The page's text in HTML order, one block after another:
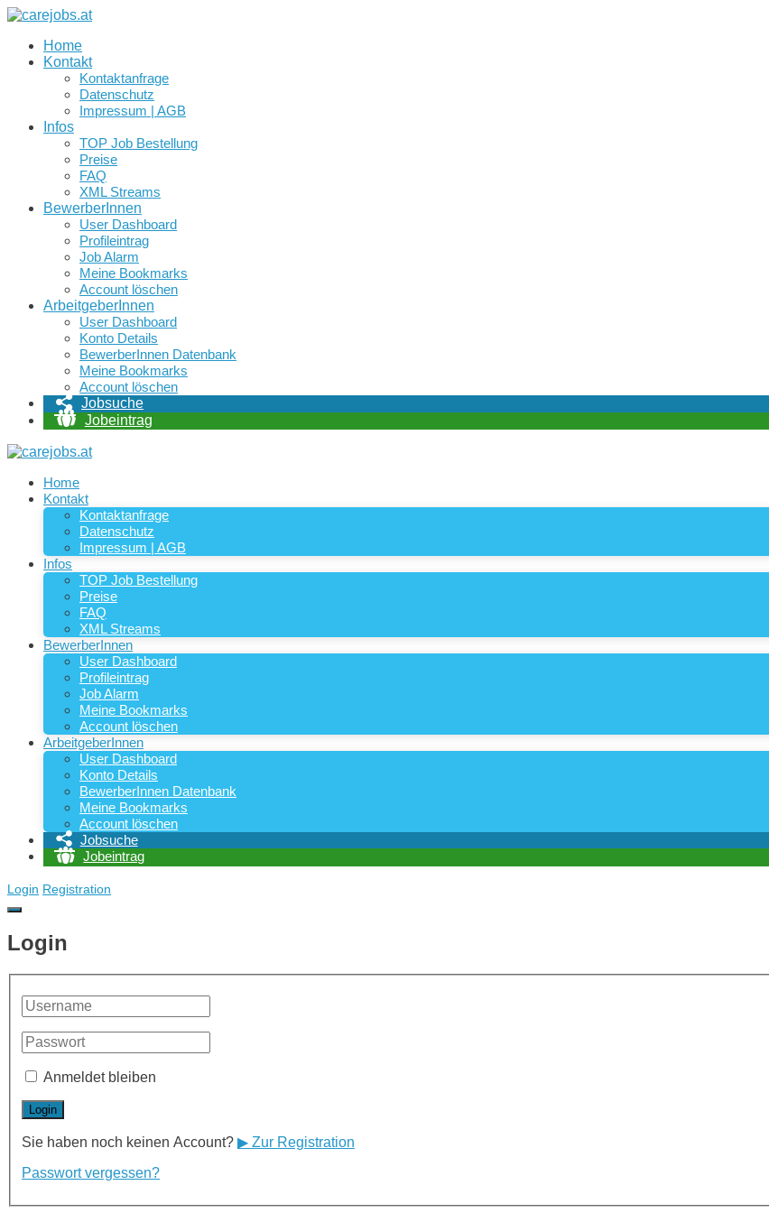
Home
Kontakt
Kontaktanfrage
Datenschutz
Impressum | AGB
Infos
TOP Job Bestellung
Preise
FAQ
XML Streams
BewerberInnen
User Dashboard
Profileintrag
Job Alarm
Meine Bookmarks
Account löschen
ArbeitgeberInnen
User Dashboard
Konto Details
BewerberInnen Datenbank
Meine Bookmarks
Account löschen
Jobsuche
Jobeintrag
Home
Kontakt
Kontaktanfrage
Datenschutz
Impressum | AGB
Infos
TOP Job Bestellung
Preise
FAQ
XML Streams
BewerberInnen
User Dashboard
Profileintrag
Job Alarm
Meine Bookmarks
Account löschen
ArbeitgeberInnen
User Dashboard
Konto Details
BewerberInnen Datenbank
Meine Bookmarks
Account löschen
Jobsuche
Jobeintrag
Login Registration
Login
Anmeldet bleiben
Sie haben noch keinen Account? ▶ Zur Registration
Passwort vergessen?